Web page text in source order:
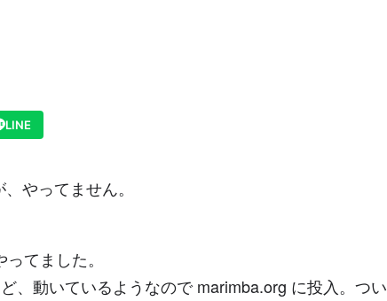
LINE
やってません。
てました。
、動いているようなので marimba.org に投入。つい